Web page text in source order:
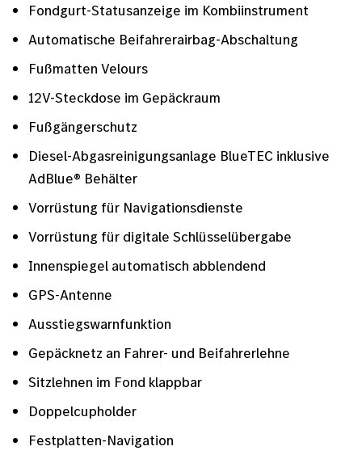
Fondgurt-Statusanzeige im Kombiinstrument
Automatische Beifahrerairbag-Abschaltung
Fußmatten Velours
12V-Steckdose im Gepäckraum
Fußgängerschutz
Diesel-Abgasreinigungsanlage BlueTEC inklusive
AdBlue® Behälter
Vorrüstung für Navigationsdienste
Vorrüstung für digitale Schlüsselübergabe
Innenspiegel automatisch abblendend
GPS-Antenne
Ausstiegswarnfunktion
Gepäcknetz an Fahrer- und Beifahrerlehne
Sitzlehnen im Fond klappbar
Doppelcupholder
Festplatten-Navigation